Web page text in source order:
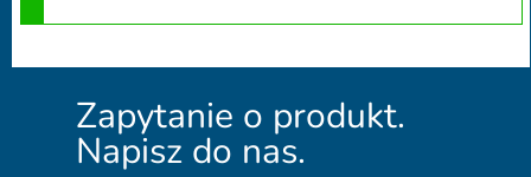
Zapytanie o produkt.
Napisz do nas.